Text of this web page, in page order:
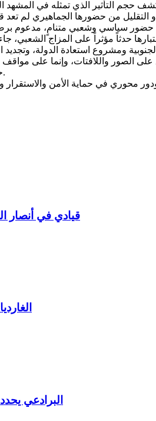
التقليل من حضورها الجماهيري لم
حدثاً مؤثراً على المزاج الشعبي،
الصور واللافتات، وإنما على
حضوره يتجاوز حدود الشعارات والرموز ليصبح جزءاً من المشهد السياسي والاجتماعي الجنوبي.
محوري في حماية الأمن والاستقرار
قيادي في أنصار
البرادعي يحدد 4 ركائز لتدهور الوضع الأمني في الشرق الأوسط المنطقة تنزلق نحو المجهول